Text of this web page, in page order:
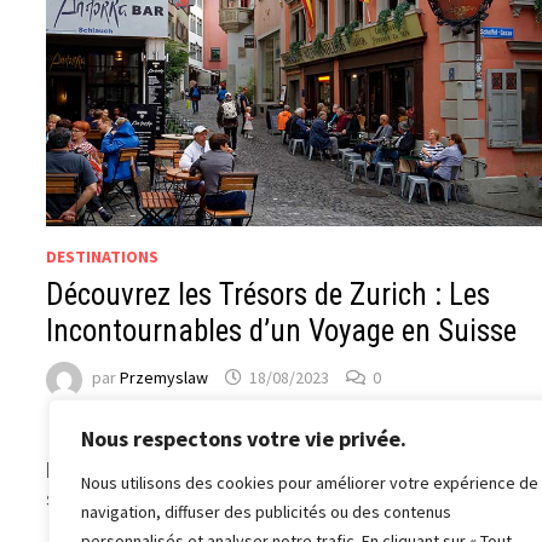
Nous respectons votre vie privée.
Nous utilisons des cookies pour améliorer votre expérience de
navigation, diffuser des publicités ou des contenus
DESTINATIONS
Découvrez les Trésors de Zurich : Les
Incontournables d’un Voyage en Suisse
parPrzemyslaw 18/08/2023 0
Bienvenue à Zurich, la plus grande ville de Suisse,
pour sa prospérité économique, son charme urbain et
son riche patrimoine culturel. La Vieille Ville …